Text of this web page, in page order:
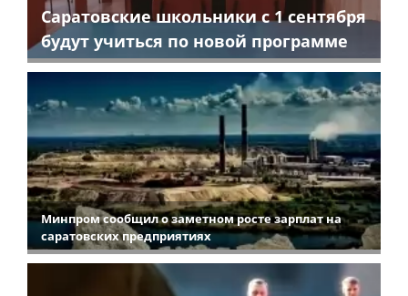
Саратовские школьники с 1 сентября
будут учиться по новой программе
Минпром сообщил о заметном росте зарплат на
саратовских предприятиях